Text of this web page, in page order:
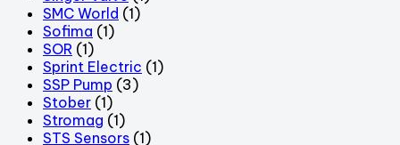
SMC World (1)
Sofima (1)
SOR (1)
Sprint Electric (1)
SSP Pump (3)
Stober (1)
Stromag (1)
STS Sensors (1)